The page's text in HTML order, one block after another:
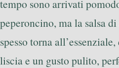
tempo sono arrivati
peperoncino, ma la salsa
spesso torna
liscia e un gusto pulito,